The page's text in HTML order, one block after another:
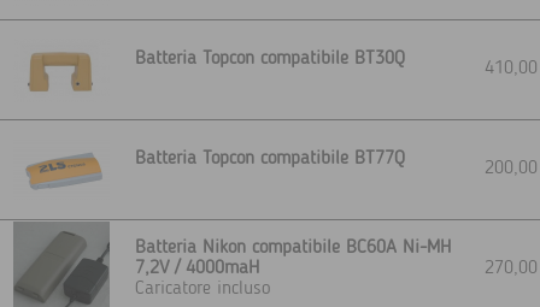
Batteria Topcon compatibile BT30Q
Batteria Topcon compatibile BT77Q
Batteria Nikon compatibile BC60A Ni-MH
7,2V / 4000maH
Caricatore incluso